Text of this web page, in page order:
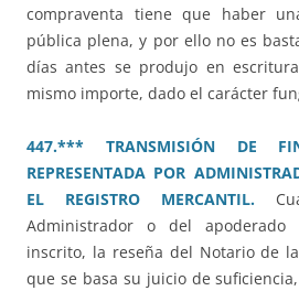
compraventa tiene que haber
pública plena, y por ello no es
días antes se produjo en
mismo importe, dado el carácter
447.*** TRANSMISIÓN DE
REPRESENTADA POR
EL REGISTRO MERCANTIL.
Administrador o del
inscrito, la reseña del Notario de
que se basa su juicio de